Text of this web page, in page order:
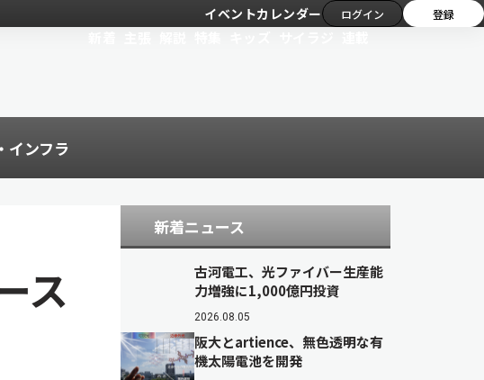
イベントカレンダー ログイン 登録
インフラ
ス
新着ニュース
古河電工、光ファイバー生産能
力増強に1,000億円投資
2026.08.05
阪大とartience、無色透明な有
機太陽電池を開発